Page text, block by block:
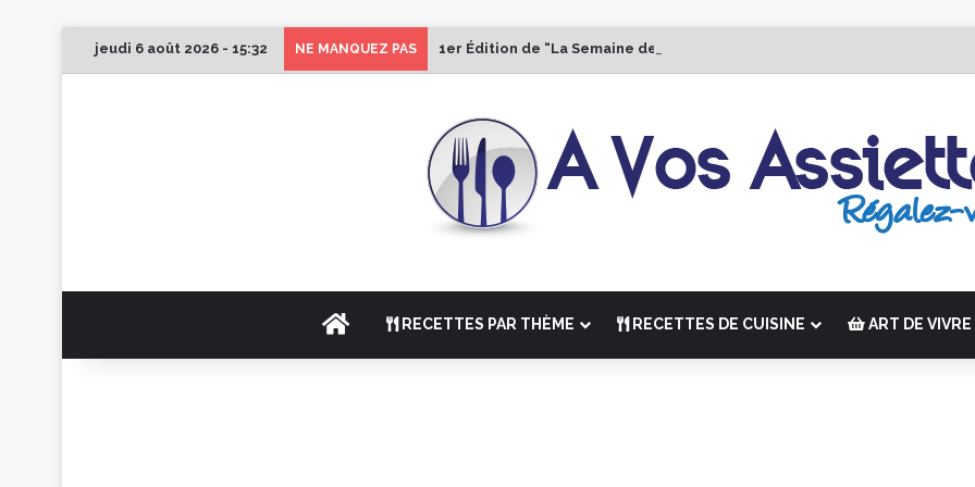
jeudi 6 août 2026 - 15:32 NE MANQUEZ PAS 1er Édition de “La Semaine des Chefs” du 19 au 24 octobre 2026
ACCUEILRECETTES PAR THÈME RECETTES DE CUISINE ART DE VIVRE